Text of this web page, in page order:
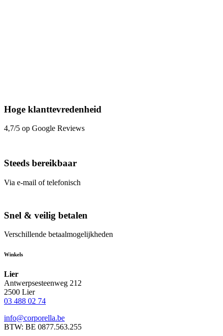
Hoge klanttevredenheid
4,7/5 op Google Reviews
Steeds bereikbaar
Via e-mail of telefonisch
Snel & veilig betalen
Verschillende betaalmogelijkheden
Winkels
Lier
Antwerpsesteenweg 212
2500 Lier
03 488 02 74
info@corporella.be
BTW: BE 0877.563.255